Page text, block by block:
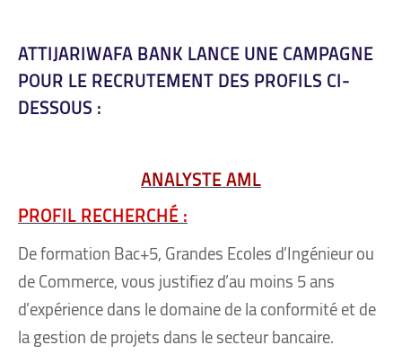
ATTIJARIWAFA BANK LANCE UNE CAMPAGNE
POUR LE RECRUTEMENT DES PROFILS CI-
DESSOUS :
ANALYSTE AML
PROFIL RECHERCHÉ :
De formation Bac+5, Grandes Ecoles d’Ingénieur ou
de Commerce, vous justifiez d’au moins 5 ans
d’expérience dans le domaine de la conformité et de
la gestion de projets dans le secteur bancaire.